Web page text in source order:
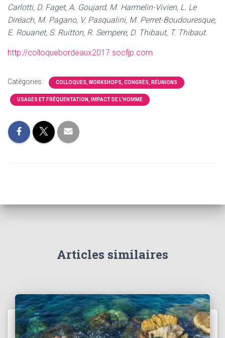
Carlotti, D. Faget, A. Goujard, M. Harmelin-Vivien, L. Le
Diréach, M. Pagano, V. Pasqualini, M. Perret-Boudouresque,
E. Rouanet, S. Ruitton, R. Sempere, D. Thibaut, T. Thibaut.
http://colloquebordeaux2017.socfjp.com
Catégories : COLLOQUES, WORKSHOPS, CONGRÈS, RÉUNIONS
USAGES ET FRÉQUENTATION, IMPACT DE L'HOMME
Articles similaires